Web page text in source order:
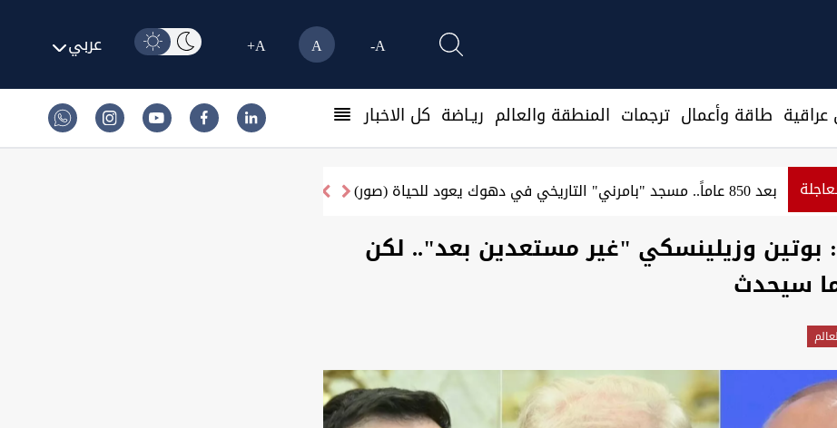
A-
A
A+ عربي
طاقة وأعمال ترجمات المنطقة والعالم ريـاضة كل الاخبار
بعد 850 عاماً.. مسجد "بامرني" التاريخي في دهوك يعود للحياة (صور)
بوتين وزيلينسكي "غير مستعدين بعد".. لكن
سيحدث